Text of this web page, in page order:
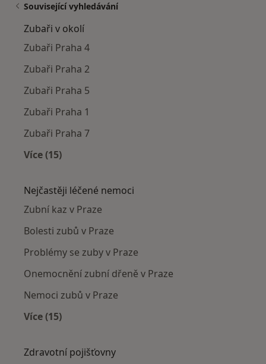
Související vyhledávání
Zubaři v okolí
Zubaři Praha 4
Zubaři Praha 2
Zubaři Praha 5
Zubaři Praha 1
Zubaři Praha 7
Více (15)
Nejčastěji léčené nemoci
Zubní kaz v Praze
Bolesti zubů v Praze
Problémy se zuby v Praze
Onemocnění zubní dřeně v Praze
Nemoci zubů v Praze
Více (15)
Zdravotní pojišťovny